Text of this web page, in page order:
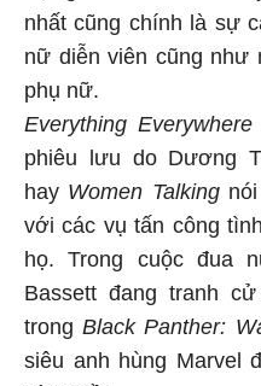
nhất cũng chính là sự
nữ diễn viên cũng như
phụ nữ.
Everything
phiêu lưu do Dương
hay Women Talking
với các vụ tấn công
họ. Trong cuộc đua
Bassett đang tranh
trong Black Panther:
siêu anh hùng Marvel